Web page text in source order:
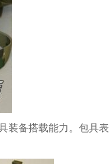
装备搭载能力。包具表